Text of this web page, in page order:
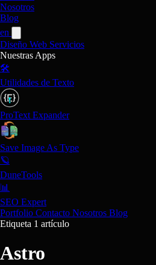
Nosotros
Blog
en
Diseño Web Servicios
Nuestras Apps
🛠️
Utilidades de Texto
ProText Expander
Save Image As Type
🪐
DuneTools
📊
SEO Expert
Portfolio Contacto Nosotros Blog
Etiqueta 1 artículo
Astro